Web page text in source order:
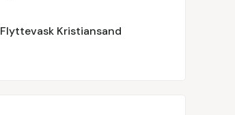
Flyttevask Kristiansand